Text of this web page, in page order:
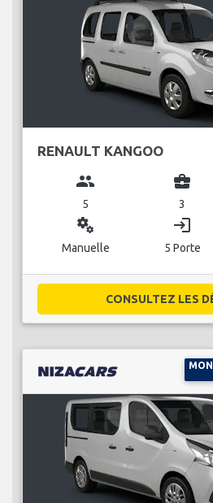
RENAULT KANGOO
group
5
business_center
3
miscellaneous_services
Manuelle
login
5 Porte
CONSULTEZ LES